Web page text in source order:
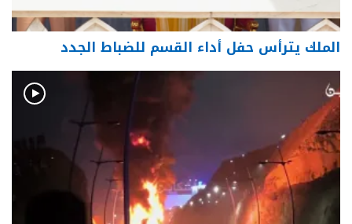
الملك يترأس حفل أداء القسم للضباط الجدد